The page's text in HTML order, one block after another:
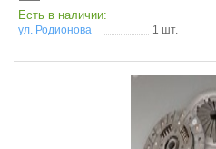
Есть в наличии:
ул. Родионова 1 шт.